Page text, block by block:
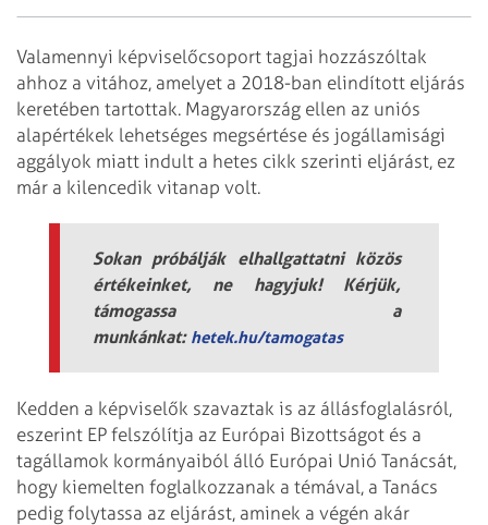
Valamennyi képviselőcsoport tagjai hozzászóltak
ahhoz a vitához, amelyet a 2018-ban elindított eljárás
keretében tartottak. Magyarország ellen az uniós
alapértékek lehetséges megsértése és jogállamisági
aggályok miatt indult a hetes cikk szerinti eljárást, ez
már a kilencedik vitanap volt.
Sokan próbálják elhallgattatni közös
értékeinket, ne hagyjuk! Kérjük,
támogassa a
munkánkat: hetek.hu/tamogatas
Kedden a képviselők szavaztak is az állásfoglalásról,
eszerint EP felszólítja az Európai Bizottságot és a
tagállamok kormányaiból álló Európai Unió Tanácsát,
hogy kiemelten foglalkozzanak a témával, a Tanács
pedig folytassa az eljárást, aminek a végén akár